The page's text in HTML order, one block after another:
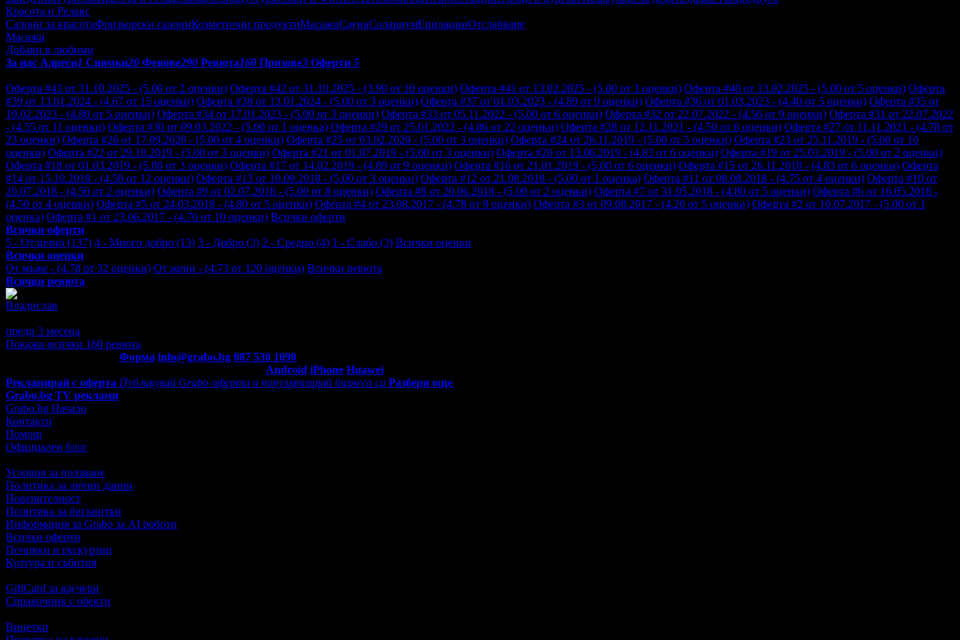
Красота и Релакс
Салони за красотаФризьорски салониКозметични продуктиМасажиСаунаСолариумЕпилацииОтслабване
Масажи
Добави в любими
За нас Адреси1 Снимки20 Фенове290 Ревюта160 Призове3 Оферти 5
Оферта #43 от 31.10.2025 - (5.00 от 2 оценки) Оферта #42 от 31.10.2025 - (3.90 от 10 оценки) Оферта #41 от 13.02.2025 - (5.00 от 3 оценки) Оферта #40 от 13.02.2025 - (5.00 от 5 оценки) Оферта
#39 от 13.01.2024 - (4.67 от 15 оценки) Оферта #38 от 13.01.2024 - (5.00 от 3 оценки) Оферта #37 от 01.03.2023 - (4.89 от 9 оценки) Оферта #36 от 01.03.2023 - (4.40 от 5 оценки) Оферта #35 от
10.02.2023 - (4.80 от 5 оценки) Оферта #34 от 17.01.2023 - (5.00 от 3 оценки) Оферта #33 от 05.11.2022 - (5.00 от 6 оценки) Оферта #32 от 22.07.2022 - (4.56 от 9 оценки) Оферта #31 от 22.07.2022
- (4.55 от 11 оценки) Оферта #30 от 09.03.2022 - (5.00 от 1 оценка) Оферта #29 от 25.01.2022 - (4.86 от 22 оценки) Оферта #28 от 12.11.2021 - (4.50 от 6 оценки) Оферта #27 от 11.11.2021 - (4.78 от
23 оценки) Оферта #26 от 17.09.2020 - (5.00 от 4 оценки) Оферта #25 от 03.02.2020 - (5.00 от 3 оценки) Оферта #24 от 26.11.2019 - (5.00 от 5 оценки) Оферта #23 от 25.11.2019 - (5.00 от 10
оценки) Оферта #22 от 29.10.2019 - (5.00 от 3 оценки) Оферта #21 от 01.07.2019 - (5.00 от 3 оценки) Оферта #20 от 13.06.2019 - (4.83 от 6 оценки) Оферта #19 от 25.03.2019 - (5.00 от 2 оценки)
Оферта #18 от 01.03.2019 - (5.00 от 3 оценки) Оферта #17 от 14.02.2019 - (4.89 от 9 оценки) Оферта #16 от 21.01.2019 - (5.00 от 6 оценки) Оферта #15 от 26.11.2018 - (4.83 от 6 оценки) Оферта
#14 от 15.10.2018 - (4.58 от 12 оценки) Оферта #13 от 10.09.2018 - (5.00 от 3 оценки) Оферта #12 от 21.08.2018 - (5.00 от 1 оценка) Оферта #11 от 08.08.2018 - (4.75 от 4 оценки) Оферта #10 от
20.07.2018 - (4.50 от 2 оценки) Оферта #9 от 02.07.2018 - (5.00 от 8 оценки) Оферта #8 от 20.06.2018 - (5.00 от 2 оценки) Оферта #7 от 31.05.2018 - (4.80 от 5 оценки) Оферта #6 от 16.05.2018 -
(4.50 от 4 оценки) Оферта #5 от 24.03.2018 - (4.80 от 5 оценки) Оферта #4 от 23.08.2017 - (4.78 от 9 оценки) Оферта #3 от 09.08.2017 - (4.20 от 5 оценки) Оферта #2 от 10.07.2017 - (5.00 от 1
оценка) Оферта #1 от 23.06.2017 - (4.70 от 10 оценки) Всички оферти
Всички оферти
5 - Отлично (137) 4 - Много добро (13) 3 - Добро (3) 2 - Средно (4) 1 - Слабо (3) Всички оценки
Всички оценки
От мъже - (4.78 от 32 оценки) От жени - (4.73 от 120 оценки) Всички ревюта
Всички ревюта
Владислав
преди 3 месеца
Покажи всички 160 ревюта
Форма info@grabo.bg 087 530 1090
Android iPhone Huawei
Рекламирай с оферта Публикувай Grabo оферта и популяризирай бизнеса си Разбери още
Grabo.bg TV реклами
Grabo.bg Начало
Контакти
Помощ
Официален блог
Условия за ползване
Политика за лични данни
Поверителност
Политика за бисквитки
Информация за Grabo за AI роботи
Всички оферти
Почивки и екскурзии
Култура и събития
GiftCard за ваучери
Справочник с обекти
Винетки